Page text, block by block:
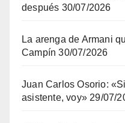
después 30/07/2026
La arenga de Armani
Campín 30/07/2026
Juan Carlos Osorio:
asistente, voy» 29/07/